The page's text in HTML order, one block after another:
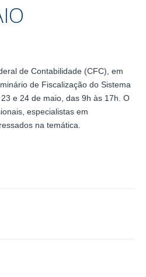
de Contabilidade (CFC), em
de Fiscalização do Sistema
e 24 de maio, das 9h às 17h. O
especialistas em
na temática.